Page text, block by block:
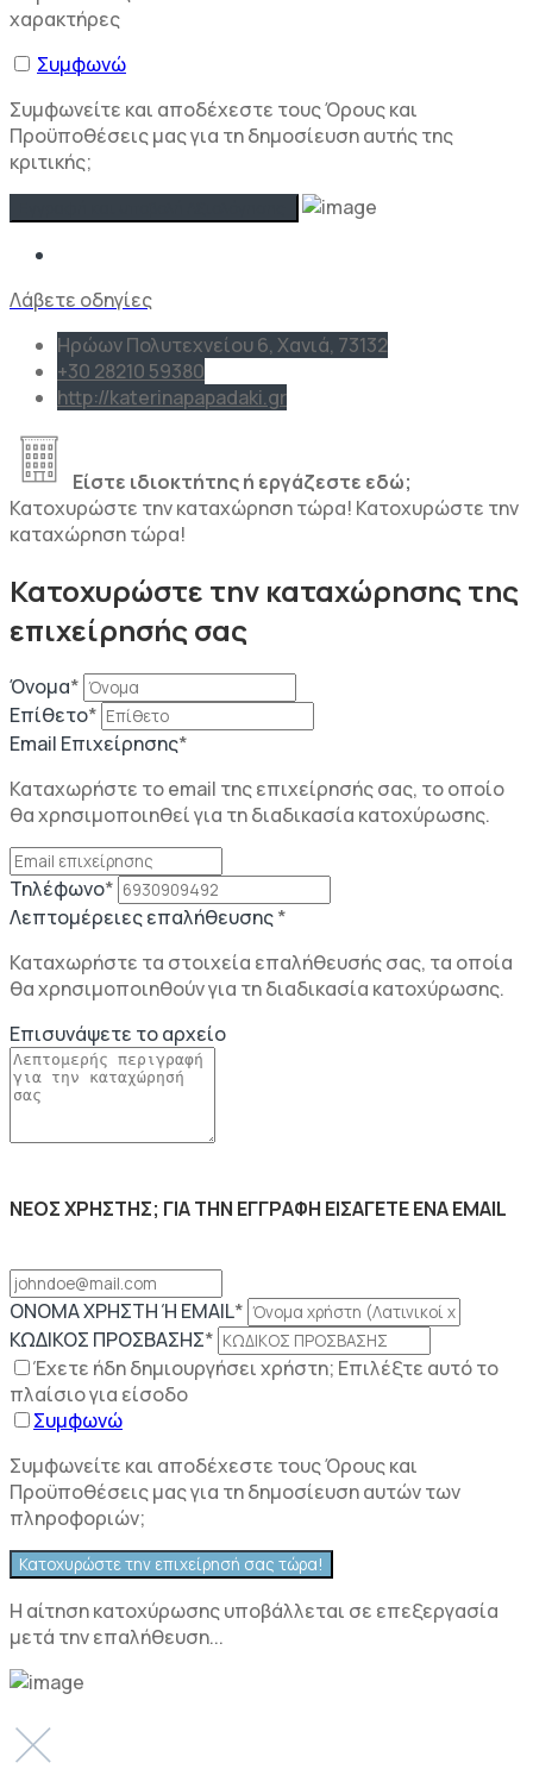
χαρακτήρες
Συμφωνώ
Συμφωνείτε και αποδέχεστε τους Όρους και
Προϋποθέσεις μας για τη δημοσίευση αυτής της
κριτικής;
Λάβετε οδηγίες
Ηρώων Πολυτεχνείου 6, Χανιά, 73132
+30 28210 59380
http://katerinapapadaki.gr
Είστε ιδιοκτήτης ή εργάζεστε εδώ;
Κατοχυρώστε την καταχώρηση τώρα! Κατοχυρώστε την
καταχώρηση τώρα!
Κατοχυρώστε την καταχώρησης της
επιχείρησής σας
Όνομα*
Επίθετο*
Email Επιχείρησης*
Καταχωρήστε το email της επιχείρησής σας, το οποίο
θα χρησιμοποιηθεί για τη διαδικασία κατοχύρωσης.
Τηλέφωνο*
Λεπτομέρειες επαλήθευσης*
Καταχωρήστε τα στοιχεία επαλήθευσής σας, τα οποία
θα χρησιμοποιηθούν για τη διαδικασία κατοχύρωσης.
Επισυνάψετε το αρχείο
ΝΕΟΣ ΧΡΗΣΤΗΣ; ΓΙΑ ΤΗΝ ΕΓΓΡΑΦΗ ΕΙΣΑΓΕΤΕ ΕΝΑ EMAIL
ΟΝΟΜΑ ΧΡΗΣΤΗ Ή EMAIL*
ΚΩΔΙΚΟΣ ΠΡΟΣΒΑΣΗΣ*
Έχετε ήδη δημιουργήσει χρήστη; Επιλέξτε αυτό το
πλαίσιο για είσοδο
Συμφωνώ
Συμφωνείτε και αποδέχεστε τους Όρους και
Προϋποθέσεις μας για τη δημοσίευση αυτών των
πληροφοριών;
Η αίτηση κατοχύρωσης υποβάλλεται σε επεξεργασία
μετά την επαλήθευση...